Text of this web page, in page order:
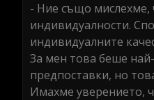
- Ние също мислехме,
индивидуалности.
индивидуалните
За мен това беше
предпоставки, но
Имахме уверението,